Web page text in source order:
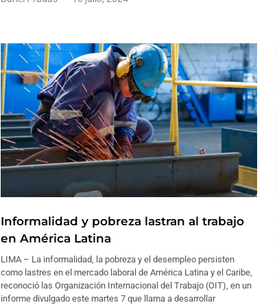
Informalidad y pobreza lastran al trabajo
en América Latina
LIMA – La informalidad, la pobreza y el desempleo persisten
como lastres en el mercado laboral de América Latina y el Caribe,
reconoció las Organización Internacional del Trabajo (OIT), en un
informe divulgado este martes 7 que llama a desarrollar